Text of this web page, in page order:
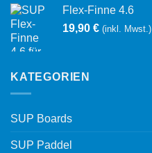
Flex-Finne 4.6
19,90 € (inkl. Mwst.)
KATEGORIEN
SUP Boards
SUP Paddel